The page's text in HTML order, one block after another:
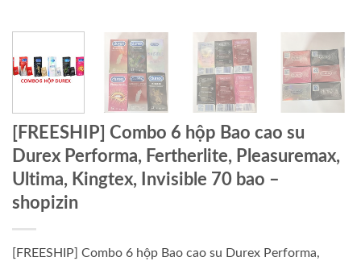
[FREESHIP] Combo 6 hộp Bao cao su
Durex Performa, Fertherlite, Pleasuremax,
Ultima, Kingtex, Invisible 70 bao –
shopizin
[FREESHIP] Combo 6 hộp Bao cao su Durex Performa,